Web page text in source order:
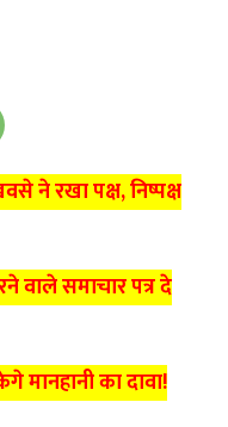
ने रखा पक्ष, निष्पक्ष
वाले समाचार पत्र दे
मानहानी का दावा!